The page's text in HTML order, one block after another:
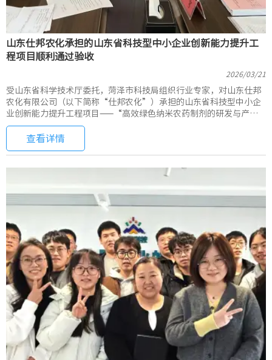
山东仕邦农化承担的山东省科技型中小企业创新能力提升工
程项目顺利通过验收
2026/03/21
受山东省科学技术厅委托，菏泽市科技局组织行业专家，对山东仕邦
农化有限公司（以下简称“仕邦农化”）承担的山东省科技型中小企
业创新能力提升工程项目——“高效绿色纳米农药制剂的研发与产业
化应用”
查看详情